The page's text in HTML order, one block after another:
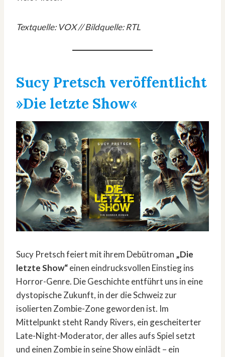
Textquelle: VOX // Bildquelle: RTL
Sucy Pretsch veröffentlicht
»Die letzte Show«
Sucy Pretsch feiert mit ihrem Debütroman „Die
letzte Show“einen eindrucksvollen Einstieg ins
Horror-Genre. Die Geschichte entführt uns in eine
dystopische Zukunft, in der die Schweiz zur
isolierten Zombie-Zone geworden ist. Im
Mittelpunkt steht Randy Rivers, ein gescheiterter
Late-Night-Moderator, der alles aufs Spiel setzt
und einen Zombie in seine Show einlädt – ein